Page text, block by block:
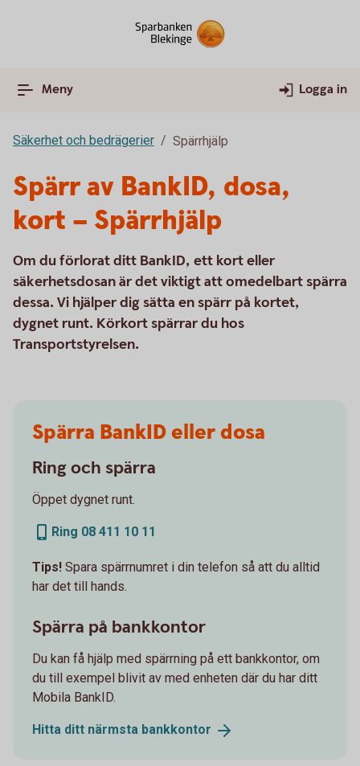
Meny Logga in
Säkerhet och bedrägerier Spärrhjälp
Spärr av BankID, dosa,
kort – Spärrhjälp
Om du förlorat ditt BankID, ett kort eller
säkerhetsdosan är det viktigt att omedelbart spärra
dessa. Vi hjälper dig sätta en spärr på kortet,
dygnet runt. Körkort spärrar du hos
Transportstyrelsen.
Spärra BankID eller dosa
Ring och spärra
Öppet dygnet runt.
Ring 08 411 10 11
Tips! Spara spärrnumret i din telefon så att du alltid
har det till hands.
Spärra på bankkontor
Du kan få hjälp med spärrning på ett bankkontor, om
du till exempel blivit av med enheten där du har ditt
Mobila BankID.
Hitta ditt närmsta bankkontor